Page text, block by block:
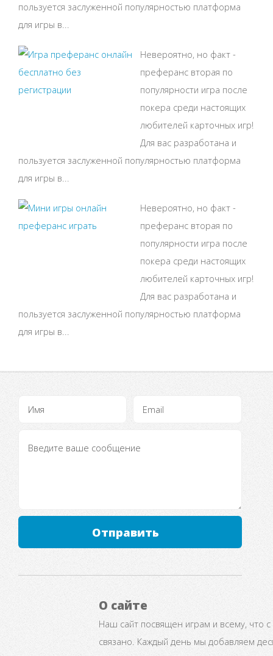
пользуется заслуженной популярностью платформа
для игры в...
Невероятно, но факт -
преферанс вторая по
популярности игра после
покера среди настоящих
любителей карточных игр!
Для вас разработана и
пользуется заслуженной популярностью платформа
для игры в...
Невероятно, но факт -
преферанс вторая по
популярности игра после
покера среди настоящих
любителей карточных игр!
Для вас разработана и
пользуется заслуженной популярностью платформа
для игры в...
Отправить
О сайте
Наш сайт посвящен играм и всему, что
связано. Каждый день мы добавляем